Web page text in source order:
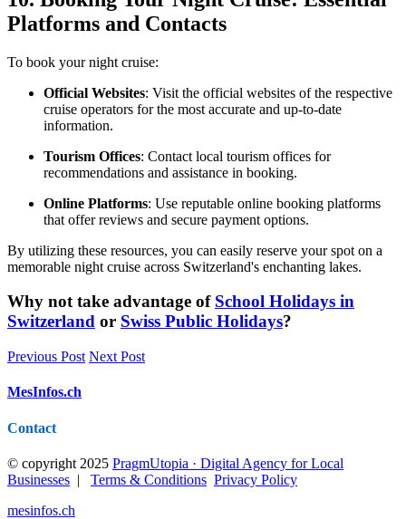
Platforms and Contacts
To book your night cruise:
Official Websites: Visit the official websites of the respective
cruise operators for the most accurate and up-to-date
information.
Tourism Offices: Contact local tourism offices for
recommendations and assistance in booking.
Online Platforms: Use reputable online booking platforms
that offer reviews and secure payment options.
By utilizing these resources, you can easily reserve your spot on a
memorable night cruise across Switzerland's enchanting lakes.
Why not take advantage of School Holidays in
Switzerland or Swiss Public Holidays?
Previous Post Next Post
MesInfos.ch
Contact
© copyright 2025 PragmUtopia · Digital Agency for Local
Businesses | Terms & Conditions Privacy Policy
mesinfos.ch